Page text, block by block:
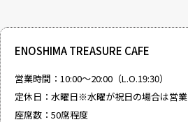
ENOSHIMA TREASURE CAFE
営業時間：10:00～20:00（L.O.19:30）
定休日：水曜日※水曜が祝日の場合は営業
座席数：50席程度